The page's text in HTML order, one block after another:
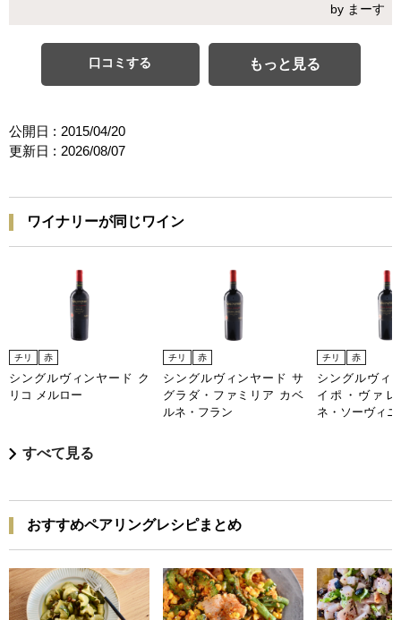
by まーす
口コミする もっと見る
公開日 : 2015/04/20
更新日 : 2026/08/07
ワイナリーが同じワイン
チリ 赤
シングルヴィンヤード ク
リコ メルロー
チリ 赤
シングルヴィンヤード サ
グラダ・ファミリア カベ
ルネ・フラン
チリ 赤
シングルヴィ
イポ・ヴァ
ネ・ソーヴィニ
すべて見る
おすすめペアリングレシピまとめ